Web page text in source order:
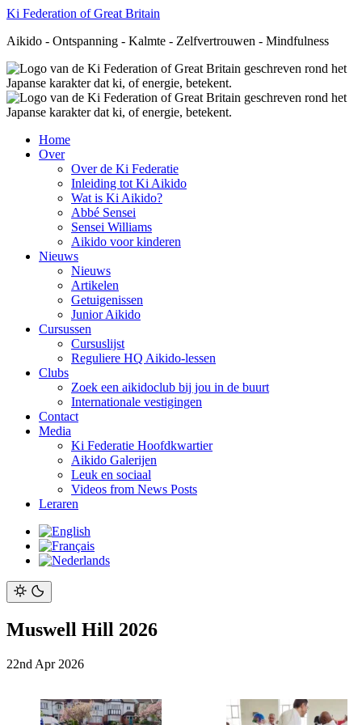
Ki Federation of Great Britain
Aikido - Ontspanning - Kalmte - Zelfvertrouwen - Mindfulness
Home
Over
Over de Ki Federatie
Inleiding tot Ki Aikido
Wat is Ki Aikido?
Abbé Sensei
Sensei Williams
Aikido voor kinderen
Nieuws
Nieuws
Artikelen
Getuigenissen
Junior Aikido
Cursussen
Cursuslijst
Reguliere HQ Aikido-lessen
Clubs
Zoek een aikidoclub bij jou in de buurt
Internationale vestigingen
Contact
Media
Ki Federatie Hoofdkwartier
Aikido Galerijen
Leuk en sociaal
Videos from News Posts
Leraren
Muswell Hill 2026
22nd Apr 2026